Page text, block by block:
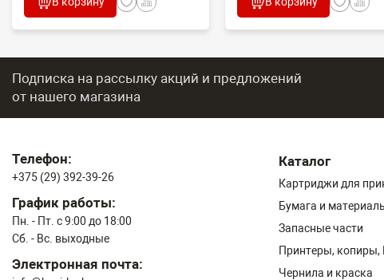
Подписка на рассылку акций и предложений
от нашего магазина
Телефон:
+375 (29) 392-39-26
График работы:
Пн. - Пт. с 9:00 до 18:00
Сб. - Вс. выходные
Электронная почта:
Каталог
Картриджи для
Бумага и
Запасные части
Принтеры,
Чернила и краска